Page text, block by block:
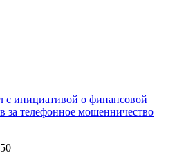
инициативой о финансовой
за телефонное мошенничество